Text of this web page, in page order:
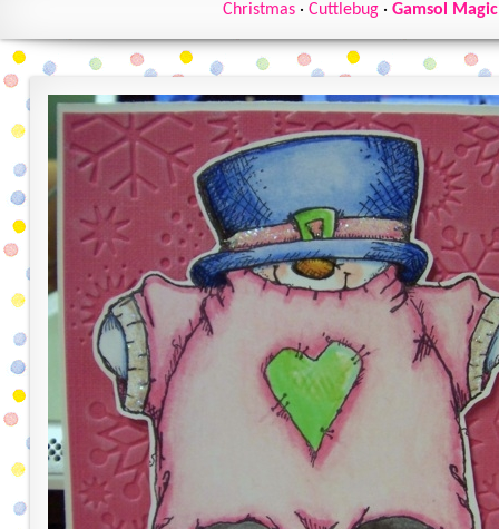
Christmas· Cuttlebug· Gamsol Magic